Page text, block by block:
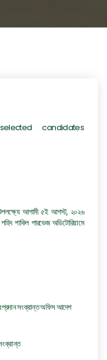
candidates
আগামী ৫ই আগস্ট, ২০২৬
শাকিল পারভেজ অডিটোরিয়ামে
প্রদান সংক্রান্ত অফিস আদেশ